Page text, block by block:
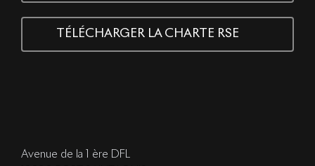
TÉLÉCHARGER LA CHARTE RSE
Avenue de la 1 ère DFL